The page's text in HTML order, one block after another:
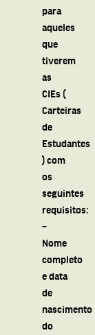
para
aqueles
que
tiverem
as
CIEs (
Carteiras
de
Estudantes
) com
os
seguintes
requisitos:
–
Nome
completo
e data
de
nascimento
do